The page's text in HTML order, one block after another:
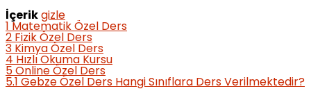
İçerik gizle
Matematik Özel Ders
2 Fizik Özel Ders
3 Kimya Özel Ders
4 Hızlı Okuma Kursu
5 Online Özel Ders
5.1
Gebze Özel Ders Hangi Sınıflara Ders Verilmektedir?